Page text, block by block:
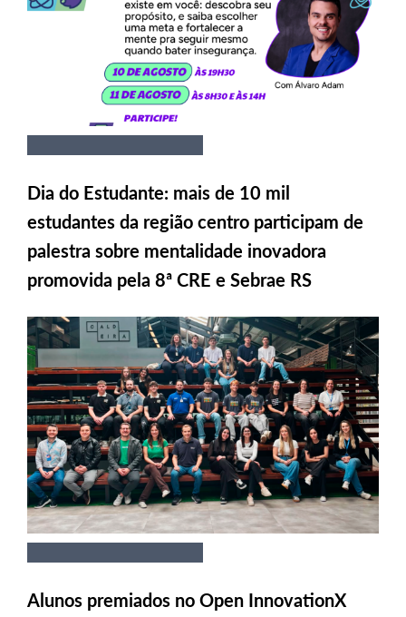
Dia do Estudante: mais de 10 mil
estudantes da região centro participam de
palestra sobre mentalidade inovadora
promovida pela 8ª CRE e Sebrae RS
Alunos premiados no Open InnovationX